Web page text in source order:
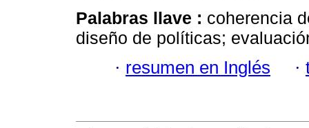
Palabras llave : coherencia
diseño de políticas;
· resumen en Inglés ·